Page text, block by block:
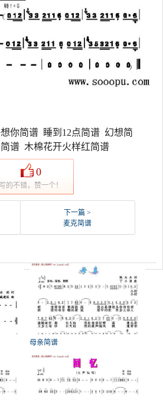
你简谱 睡到12点简谱 幻想简
谱 木棉花开火样红简谱
0
写的不错，赞一个！
下一篇 >
麦克简谱
母亲简谱